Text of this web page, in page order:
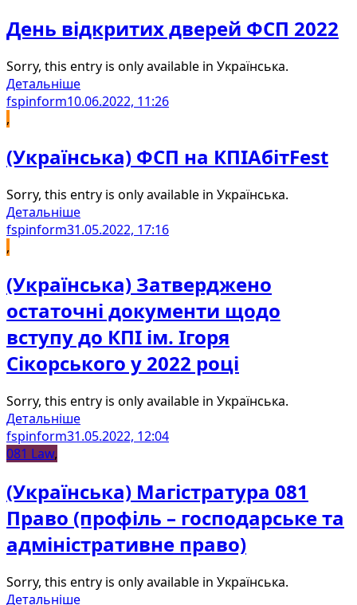
День відкритих дверей ФСП 2022
Sorry, this entry is only available in Українська.
Детальніше
fspinform10.06.2022, 11:26
,
(Українська) ФСП на КПІАбітFest
Sorry, this entry is only available in Українська.
Детальніше
fspinform31.05.2022, 17:16
,
(Українська) Затверджено
остаточні документи щодо
вступу до КПІ ім. Ігоря
Сікорського у 2022 році
Sorry, this entry is only available in Українська.
Детальніше
fspinform31.05.2022, 12:04
081 Law,
(Українська) Магістратура 081
Право (профіль – господарське та
адміністративне право)
Sorry, this entry is only available in Українська.
Детальніше